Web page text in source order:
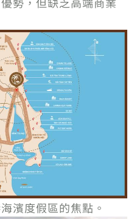
濱度假區的焦點。